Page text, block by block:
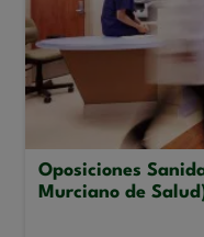
Oposiciones
Murciano de